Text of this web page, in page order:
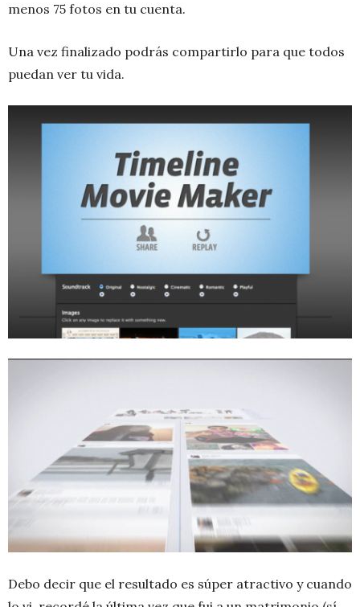
menos 75 fotos en tu cuenta.
Una vez finalizado podrás compartirlo para que todos
puedan ver tu vida.
Debo decir que el resultado es súper atractivo y cuando